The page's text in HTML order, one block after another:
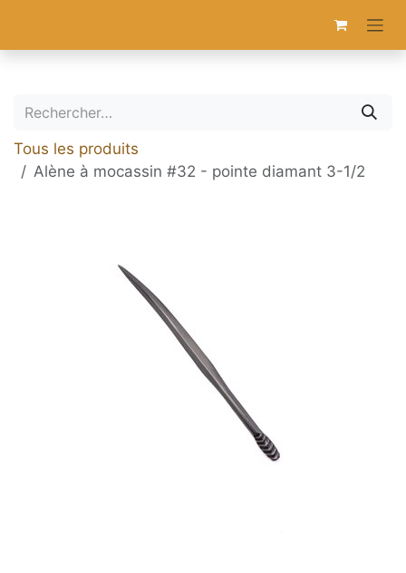
Tous les produits
Alène à mocassin #32 - pointe diamant 3-1/2